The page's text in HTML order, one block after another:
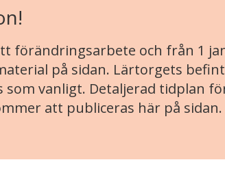
förändringsarbete och från 1
på sidan. Lärtorgets
som vanligt. Detaljerad tidplan
att publiceras här på sidan.